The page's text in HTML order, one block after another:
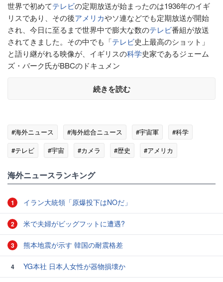
世界で初めてテレビの定期放送が始まったのは1936年のイギ
リスであり、その後アメリカやソ連などでも定期放送が開始
され、今日に至るまで世界中で膨大な数のテレビ番組が放送
されてきました。その中でも「テレビ史上最高のショット」
と語り継がれる映像が、イギリスの科学史家であるジェーム
ズ・バーク氏がBBCのドキュメン
続きを読む
#海外ニュース #海外総合ニュース #宇宙軍
#科学
#テレビ
#宇宙 #カメラ #歴史
#アメリカ
海外ニュースランキング
1 イラン大統領「原爆投下はNOだ」
2 米で夫婦がビッグフットに遭遇?
3 熊本地震が示す 韓国の耐震格差
4 YG本社 日本人女性が器物損壊か